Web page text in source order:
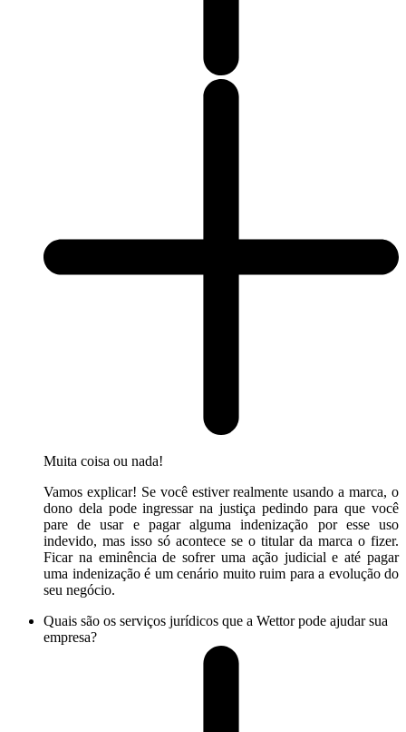
Muita coisa ou nada!
Vamos explicar! Se você estiver realmente usando a marca, o
dono dela pode ingressar na justiça pedindo para que você
pare de usar e pagar alguma indenização por esse uso
indevido, mas isso só acontece se o titular da marca o fizer.
Ficar na eminência de sofrer uma ação judicial e até pagar
uma indenização é um cenário muito ruim para a evolução do
seu negócio.
Quais são os serviços jurídicos que a Wettor pode ajudar sua
empresa?